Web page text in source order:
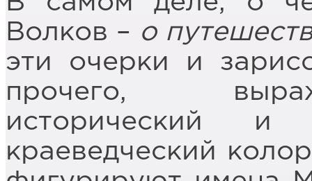
Волков – о
эти очерки и
прочего,
исторический и
краеведческий